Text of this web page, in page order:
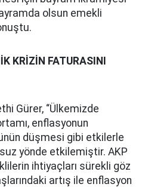
olsun emekli
KRİZİN FATURASINI
Gürer, “Ülkemizde
enflasyonun
düşmesi gibi etkilerle
yönde etkilemiştir. AKP
ihtiyaçları sürekli göz
artış ile enflasyon